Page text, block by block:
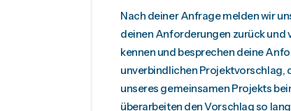
Nach deiner Anfrage melden wir
deinen Anforderungen zurück und
kennen und besprechen deine
unverbindlichen Projektvorschlag,
unseres gemeinsamen Projekts
überarbeiten den Vorschlag so